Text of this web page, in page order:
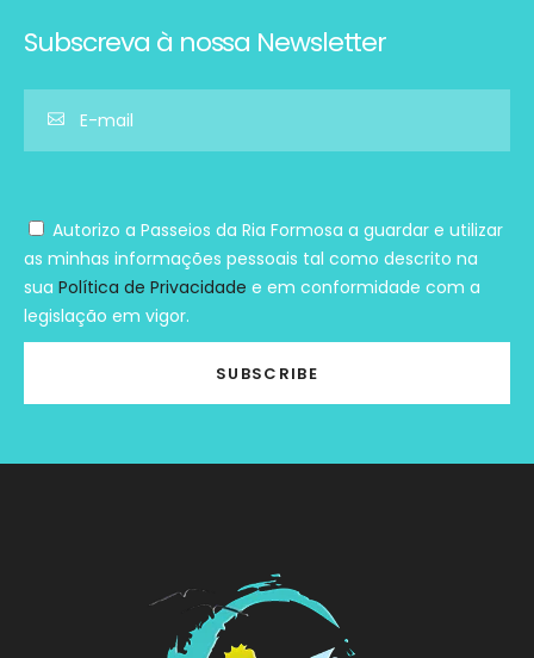
Subscreva à nossa Newsletter
Autorizo a Passeios da Ria Formosa a guardar e utilizar
as minhas informações pessoais tal como descrito na
sua Política de Privacidade e em conformidade com a
legislação em vigor.